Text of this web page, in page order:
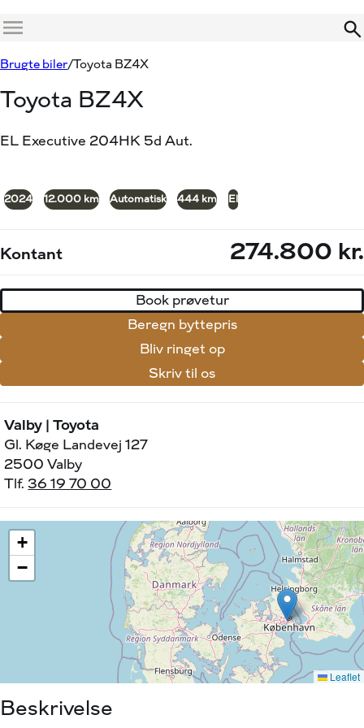
Menu
Brugte biler Toyota BZ4X
Toyota BZ4X
EL Executive 204HK 5d Aut.
2024 12.000 km Automatisk 444 km El
Kontant 274.800 kr.
Book prøvetur
Beregn byttepris
Bliv ringet op
Skriv til os
Valby | Toyota
Gl. Køge Landevej 127
2500 Valby
Tlf.36 19 70 00
Beskrivelse